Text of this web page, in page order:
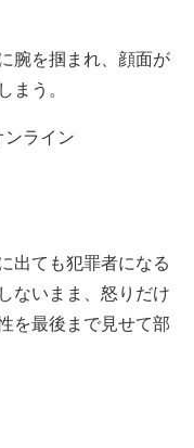
腕を掴まれ、顔面が
まう。
ライン
出ても犯罪者になる
ないまま、怒りだけ
を最後まで見せて部